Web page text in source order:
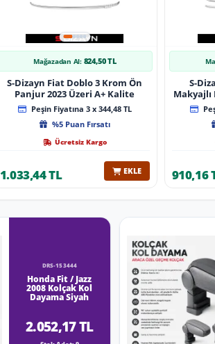
Mağazadan Al: 824,50 TL
S-Dizayn Fiat Doblo 3 Krom Ön
Panjur 2023 Üzeri A+ Kalite
Peşin Fiyatına 3 x 344,48 TL
%5 Puan Fırsatı
Ücretsiz Kargo
1.033,44 TL EKLE
S-
Makyajlı
2
910,16
DRS-153444
Honda Fit / Jazz
2008 Kolçak Kol
Dayama Siyah
2.052,17 TL